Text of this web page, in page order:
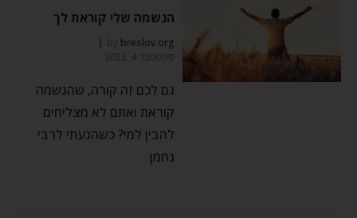
הנשמה שלי קוראת לך
by breslov.org
ספטמבר 4, 2022
גם לכם זה קורה, שהנשמה
קוראת ואתם לא מצליחים
להבין למי? כשהגעתי לרבי
נחמן